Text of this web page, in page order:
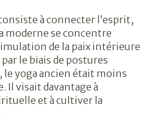
à connecter l’esprit,
moderne se concentre
de la paix intérieure
le biais de postures
le yoga ancien était moins
Il visait davantage à
et à cultiver la